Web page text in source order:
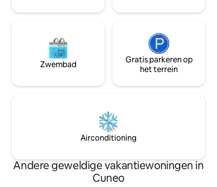
Zwembad
Gratis parkeren op
het terrein
Airconditioning
Andere geweldige vakantiewoningen in
Cuneo